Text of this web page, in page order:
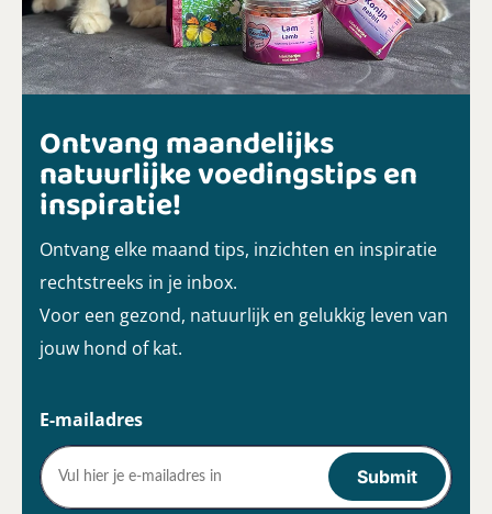
Ontvang maandelijks
natuurlijke voedingstips en
inspiratie!
Ontvang elke maand tips, inzichten en inspiratie
rechtstreeks in je inbox.
Voor een gezond, natuurlijk en gelukkig leven van
jouw hond of kat.
E-mailadres